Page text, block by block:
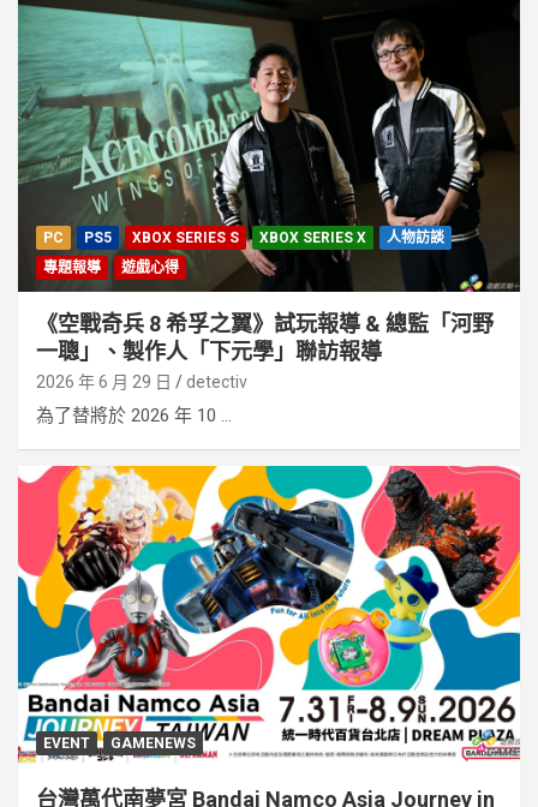
PC PS5 XBOX SERIES S XBOX SERIES X
人物訪談
專題報導
遊戲心得
《空戰奇兵 8 希孚之翼》試玩報導 & 總監「河野
一聰」、製作人「下元學」聯訪報導
2026 年 6 月 29 日 detectiv
為了替將於 2026 年 10 ...
EVENT GAMENEWS
台灣萬代南夢宮 Bandai Namco Asia Journey in